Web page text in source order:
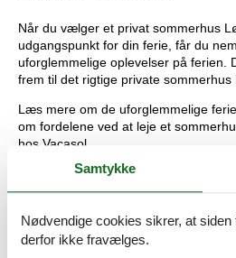
Når du vælger et privat sommerhus
udgangspunkt for din ferie, får du
uforglemmelige oplevelser på ferien.
frem til det rigtige private sommerhus
Læs mere om de uforglemmelige
om fordelene ved at leje et
hos Vacasol.
Tips til ferieoplevelser i området
er børnevenlige med lavt vand.
Sønderstrand Aabenraa og Skarrev
Samtykke
Nødvendige cookies sikrer, at siden
derfor ikke fravælges.